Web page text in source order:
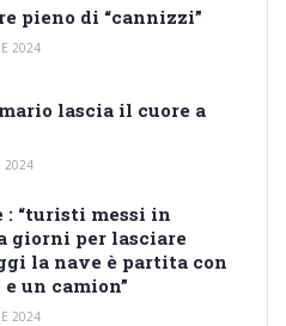
pieno di “cannizzi”
2024
lascia il cuore a
2024
: “turisti messi in
giorni per lasciare
la nave è partita con
un camion”
2024